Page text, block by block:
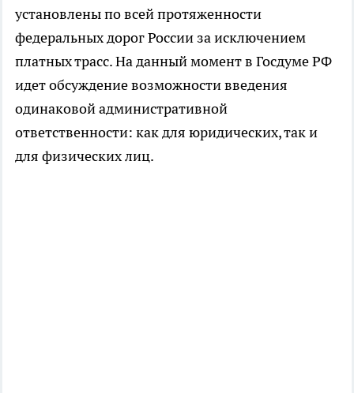
установлены по всей протяженности
федеральных дорог России за исключением
платных трасс. На данный момент в Госдуме РФ
идет обсуждение возможности введения
одинаковой административной
ответственности: как для юридических, так и
для физических лиц.